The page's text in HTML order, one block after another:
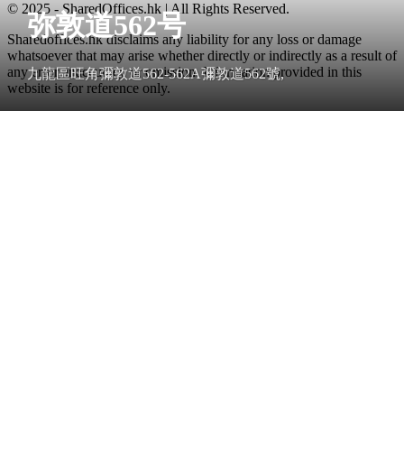
弥敦道562号
九龍區旺角彌敦道562-562A彌敦道562號,
© 2025 - SharedOffices.hk | All Rights Reserved.
Sharedoffices.hk disclaims any liability for any loss or damage
whatsoever that may arise whether directly or indirectly as a result of
any error, inaccuracy or omission. Information provided in this
website is for reference only.